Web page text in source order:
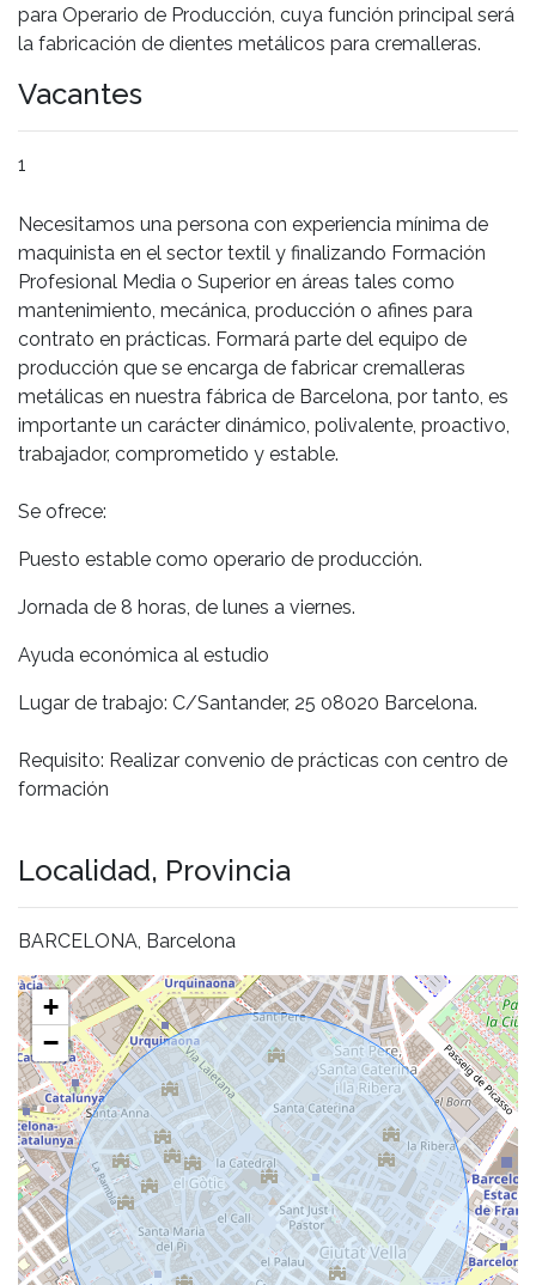
para Operario de Producción, cuya función principal será
la fabricación de dientes metálicos para cremalleras.
Vacantes
1
Necesitamos una persona con experiencia mínima de
maquinista en el sector textil y finalizando Formación
Profesional Media o Superior en áreas tales como
mantenimiento, mecánica, producción o afines para
contrato en prácticas. Formará parte del equipo de
producción que se encarga de fabricar cremalleras
metálicas en nuestra fábrica de Barcelona, por tanto, es
importante un carácter dinámico, polivalente, proactivo,
trabajador, comprometido y estable.
Se ofrece:
Puesto estable como operario de producción.
Jornada de 8 horas, de lunes a viernes.
Ayuda económica al estudio
Lugar de trabajo: C/Santander, 25 08020 Barcelona.
Requisito: Realizar convenio de prácticas con centro de
formación
Localidad, Provincia
BARCELONA, Barcelona
+
−